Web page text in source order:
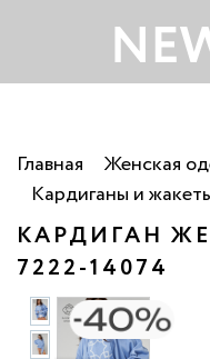
Главная
Женская
Кардиганы и
КАРДИГАН
7222-14074